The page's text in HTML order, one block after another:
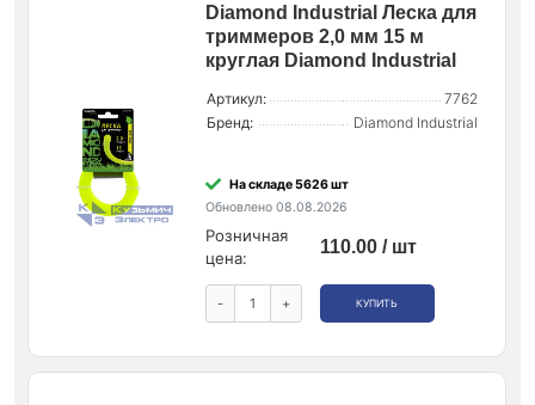
Diamond Industrial Леска для
триммеров 2,0 мм 15 м
круглая Diamond Industrial
Артикул:
7762
Бренд:
Diamond Industrial
На складе 5626 шт
Обновлено 08.08.2026
Розничная
цена:
110.00 / шт
- + КУПИТЬ